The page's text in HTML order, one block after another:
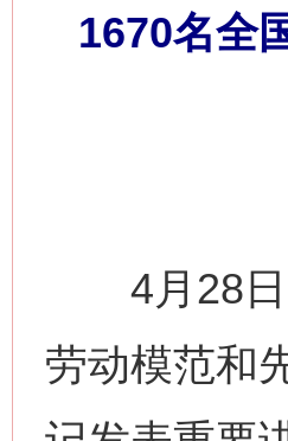
1670名全
4月28日
劳动模范和